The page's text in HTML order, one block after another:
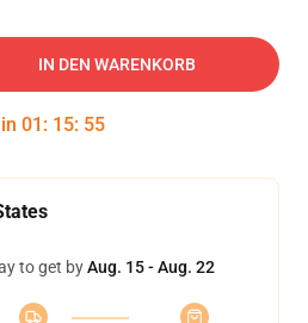
IN DEN WARENKORB
01 : 15: 54
to get byAug. 15 - Aug. 22